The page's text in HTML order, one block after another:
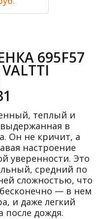
695F57
теплый и
выдержанная в
Он не кричит, а
настроение
уверенности. Это
средний по
сложностью, что
— в нем
и даже легкий
после дождя.